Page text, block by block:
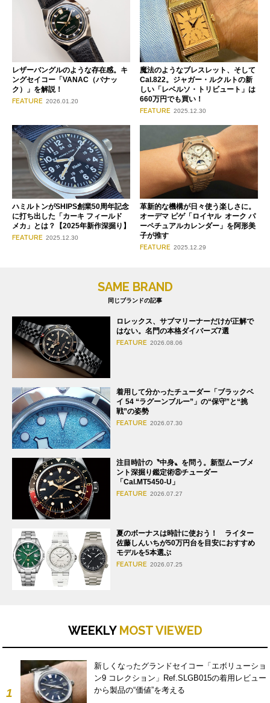
レザーバングルのような存在感。キ
ングセイコー「VANAC（バナッ
ク）」を解説！
FEATURE 2026.01.20
魔法のようなブレスレット、そして
Cal.822。ジャガー・ルクルトの新
しい「レベルソ・トリビュート」は
660万円でも買い！
FEATURE 2025.12.30
ハミルトンがSHIPS創業50周年記念
に打ち出した「カーキ フィールド
メカ」とは？【2025年新作深掘り】
FEATURE 2025.12.30
革新的な機構が日々使う楽しさに。
オーデマ ピゲ「ロイヤル オーク パ
ーペチュアルカレンダー」を阿形美
子が推す
FEATURE 2025.12.29
SAME BRAND
同じブランドの記事
ロレックス、サブマリーナーだけが正解で
はない。名門の本格ダイバーズ7選
FEATURE 2026.08.06
着用して分かったチューダー「ブラックベ
イ 54 “ラグーンブルー”」の“保守”と“挑
戦”の姿勢
FEATURE 2026.07.30
注目時計の〝中身〟を問う。新型ムーブメ
ント深掘り鑑定術⑧チューダー
「Cal.MT5450-U」
FEATURE 2026.07.27
夏のボーナスは時計に使おう！ ライター
佐藤しんいちが50万円台を目安におすすめ
モデルを5本選ぶ
FEATURE 2026.07.25
WEEKLY MOST VIEWED
1
新しくなったグランドセイコー「エボリューショ
ン9 コレクション」Ref.SLGB015の着用レビュー
から製品の“価値”を考える